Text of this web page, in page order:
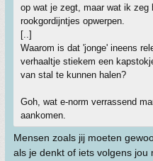
op wat je zegt, maar wat ik
rookgordijntjes opwerpen.
[..]
Waarom is dat 'jonge' ineens
verhaaltje stiekem een
van stal te kunnen halen?
Goh, wat e-norm verrassend
aankomen.
Mensen zoals jij moeten
als je denkt of iets volgens jou